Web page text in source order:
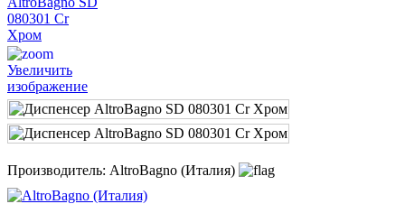
Увеличить
изображение
Производитель: AltroBagno (Италия)